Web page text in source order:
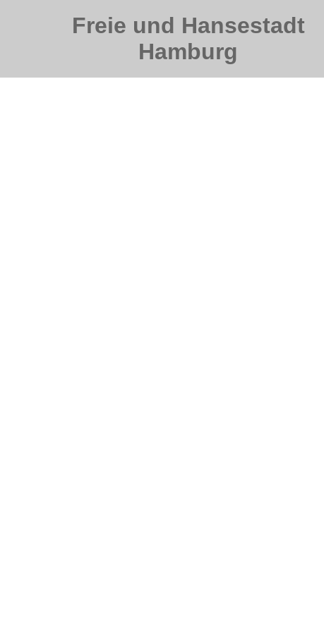
Freie und Hansestadt
Hamburg